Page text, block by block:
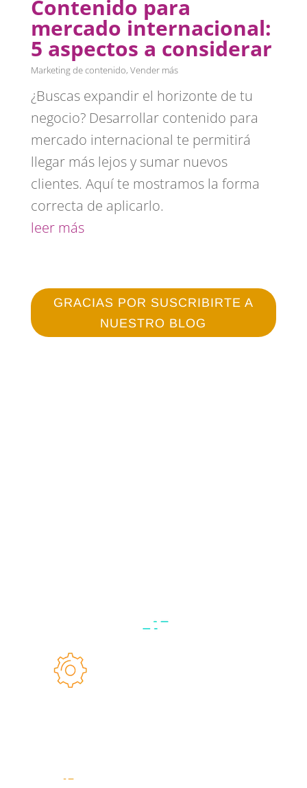
Contenido para
mercado internacional:
5 aspectos a considerar
Marketing de contenido, Vender más
¿Buscas expandir el horizonte de tu
negocio? Desarrollar contenido para
mercado internacional te permitirá
llegar más lejos y sumar nuevos
clientes. Aquí te mostramos la forma
correcta de aplicarlo.
leer más
GRACIAS POR SUSCRIBIRTE A
NUESTRO BLOG